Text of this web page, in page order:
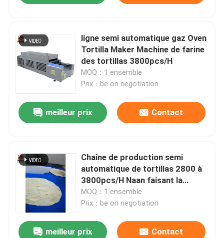
ligne semi automatique gaz Oven
Tortilla Maker Machine de farine
des tortillas 3800pcs/H
MOQ：1 ensemble
Prix：be on negotiation
meilleur prix Contact
Chaîne de production semi
automatique de tortillas 2800 à
3800pcs/H Naan faisant la
machine
MOQ：1 ensemble
Prix：be on negotiation
meilleur prix Contact